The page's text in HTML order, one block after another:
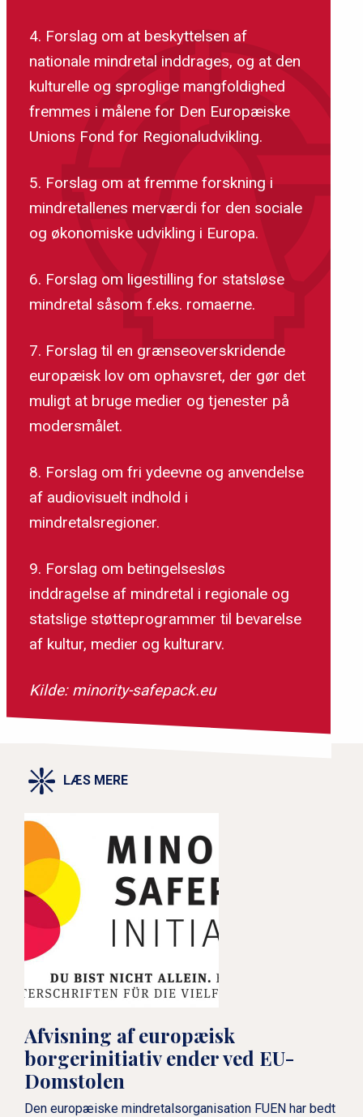
What challenges do you face
as a member of a minority in
Europe?
4. Forslag om at beskyttelsen af
nationale mindretal inddrages, og at den
kulturelle og sproglige mangfoldighed
fremmes i målene for Den Europæiske
Unions Fond for Regionaludvikling.
5. Forslag om at fremme forskning i
mindretallenes merværdi for den sociale
og økonomiske udvikling i Europa.
6. Forslag om ligestilling for statsløse
mindretal såsom f.eks. romaerne.
7. Forslag til en grænseoverskridende
europæisk lov om ophavsret, der gør det
muligt at bruge medier og tjenester på
modersmålet.
8. Forslag om fri ydeevne og anvendelse
af audiovisuelt indhold i
mindretalsregioner.
9. Forslag om betingelsesløs
inddragelse af mindretal i regionale og
statslige støtteprogrammer til bevarelse
af kultur, medier og kulturarv.
Kilde: minority-safepack.eu
LÆS MERE
Afvisning af europæisk
borgerinitiativ ender ved EU-
Domstolen
Den europæiske mindretalsorganisation FUEN har bedt